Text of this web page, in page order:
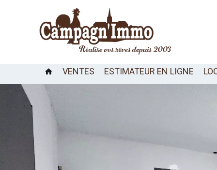
VENTES ESTIMATEUR EN LIGNE